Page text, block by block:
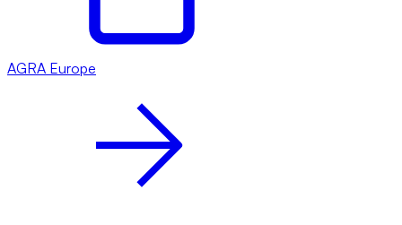
AGRA Europe